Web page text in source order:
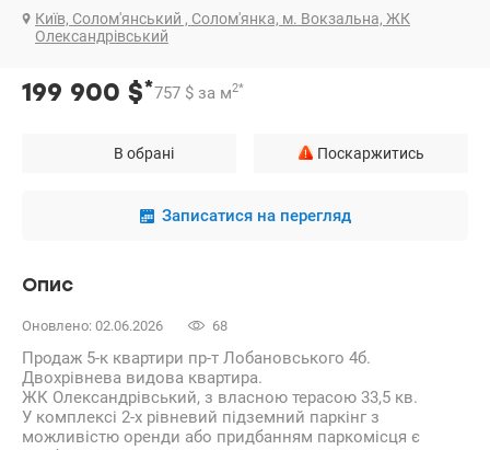
Київ, Солом'янський , Солом'янка, м. Вокзальна, ЖК
Олександрівський
199 900 $*757 $ за м2*
В обрані Поскаржитись
Записатися на перегляд
Опис
Оновлено: 02.06.2026 68
Продаж 5-к квартири пр-т Лобановського 4б.
Двохрівнева видова квартира.
ЖК Олександрівський, з власною терасою 33,5 кв.
У комплексі 2-х рівневий підземний паркінг з
можливістю оренди або придбанням паркомісця є